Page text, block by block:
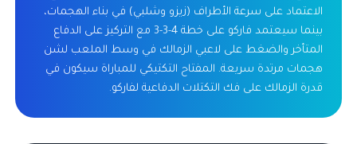
الاعتماد على سرعة الأطراف (زيزو وشلبي) في بناء الهجمات،
بينما سيعتمد فاركو على خطة 4-3-3 مع التركيز على الدفاع
المتأخر والضغط على لاعبي الزمالك في وسط الملعب لشن
هجمات مرتدة سريعة. المفتاح التكتيكي للمباراة سيكون في
قدرة الزمالك على فك التكتلات الدفاعية لفاركو.